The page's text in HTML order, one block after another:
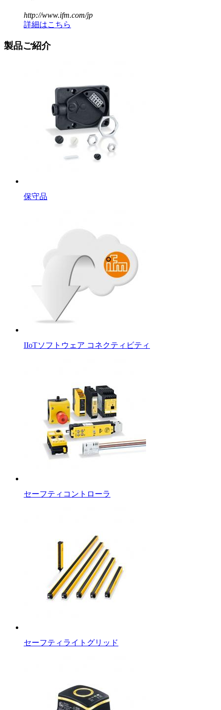
http://www.ifm.com/jp
詳細はこちら
製品ご紹介
保守品
IIoTソフトウェア コネクティビティ
セーフティコントローラ
セーフティライトグリッド